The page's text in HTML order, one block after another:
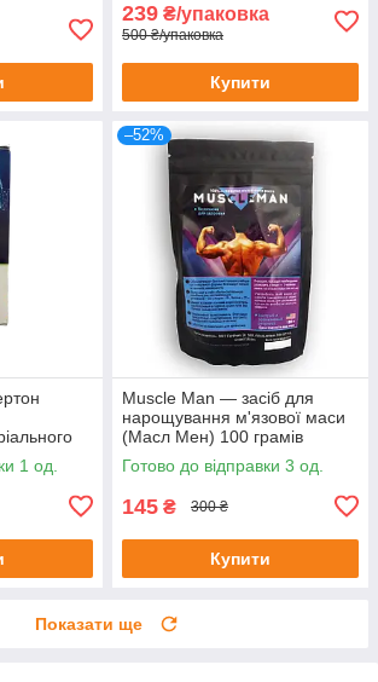
239 ₴/упаковка
500 ₴/упаковка
Купити
1 од.
–52%
Muscle Man — засіб для
нарощування м'язової маси
(Масл Мен) 100 грамів
Готово до відправки 3 од.
145 ₴ 300 ₴
Купити
Показати ще